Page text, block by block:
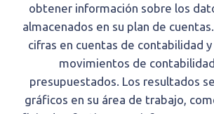
obtener información sobre los
almacenados en su plan de
cifras en cuentas de contabilidad
movimientos de
presupuestados. Los resultados
gráficos en su área de trabajo,